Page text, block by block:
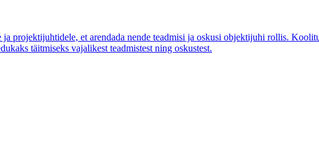
projektijuhtidele, et arendada nende teadmisi ja oskusi objektijuhi rollis.
täitmiseks vajalikest teadmistest ning oskustest.